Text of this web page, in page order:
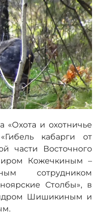
и охотничье
кабарги от
части Восточного
Кожечкиным –
сотрудником
Столбы», в
Шишикиным и